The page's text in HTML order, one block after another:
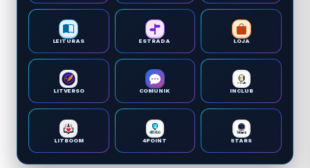
LEITURAS ESTRADA LOJA
LITVERSO COMUNIK INCLUB
LITBOOM 4POINT STARS